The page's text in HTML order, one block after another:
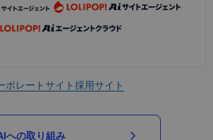
ポレートサイト採用サイト
への取り組み